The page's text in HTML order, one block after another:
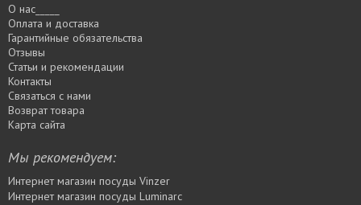
О нас_____
Оплата и доставка
Гарантийные обязательства
Отзывы
Статьи и рекомендации
Контакты
Связаться с нами
Возврат товара
Карта сайта
Мы рекомендуем:
Интернет магазин посуды Vinzer
Интернет магазин посуды Luminarc